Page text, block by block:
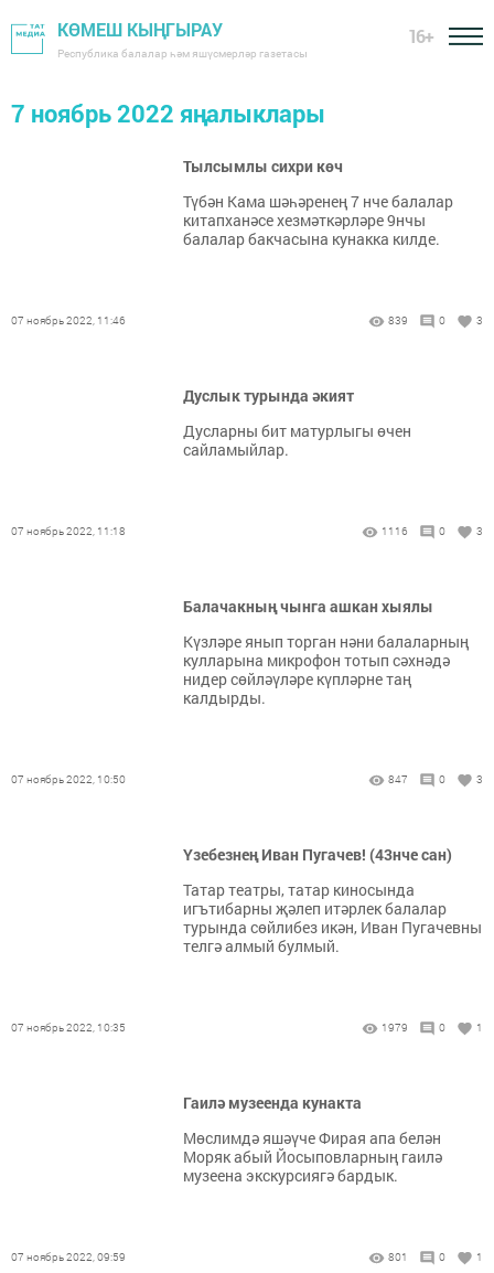
КӨМЕШ КЫҢГЫРАУ
Республика балалар һәм яшүсмерләр газетасы
16+
7 ноябрь 2022 яңалыклары
Тылсымлы сихри көч
Түбән Кама шәһәренең 7 нче балалар
китапханәсе хезмәткәрләре 9нчы
балалар бакчасына кунакка килде.
07 ноябрь 2022, 11:46 839 0 3
Дуслык турында әкият
Дусларны бит матурлыгы өчен
сайламыйлар.
07 ноябрь 2022, 11:18 1116 0 3
Балачакның чынга ашкан хыялы
Күзләре янып торган нәни балаларның
кулларына микрофон тотып сәхнәдә
нидер сөйләүләре күпләрне таң
калдырды.
07 ноябрь 2022, 10:50 847 0 3
Үзебезнең Иван Пугачев! (43нче сан)
Татар театры, татар киносында
игътибарны җәлеп итәрлек балалар
турында сөйлибез икән, Иван Пугачевны
телгә алмый булмый.
07 ноябрь 2022, 10:35 1979 0 1
Гаилә музеенда кунакта
Мөслимдә яшәүче Фирая апа белән
Моряк абый Йосыповларның гаилә
музеена экскурсиягә бардык.
07 ноябрь 2022, 09:59 801 0 1